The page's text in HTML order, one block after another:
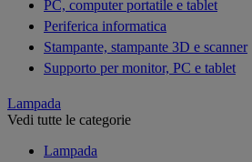
PC, computer portatile e tablet
Periferica informatica
Stampante, stampante 3D e scanner
Supporto per monitor, PC e tablet
Lampada
Vedi tutte le categorie
Lampada